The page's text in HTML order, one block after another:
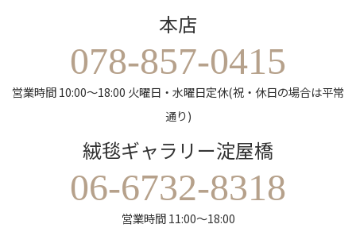
本店
078-857-0415
営業時間 10:00～18:00 火曜日・水曜日定休(祝・休日の場合は平常
通り)
絨毯ギャラリー淀屋橋
06-6732-8318
営業時間 11:00～18:00